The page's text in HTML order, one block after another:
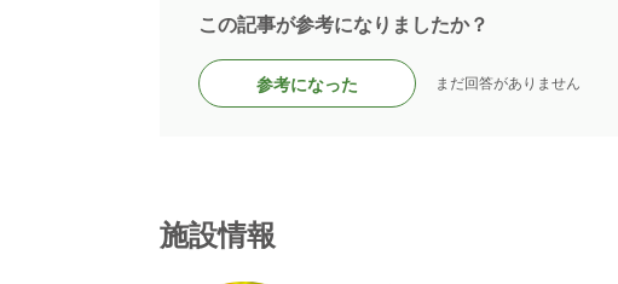
この記事が参考になりましたか？
参考になった まだ回答がありません
施設情報